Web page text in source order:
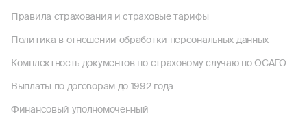
Правила страхования и страховые тарифы
Политика в отношении обработки персональных данных
Комплектность документов по страховому случаю по ОСАГО
Выплаты по договорам до 1992 года
Финансовый уполномоченный